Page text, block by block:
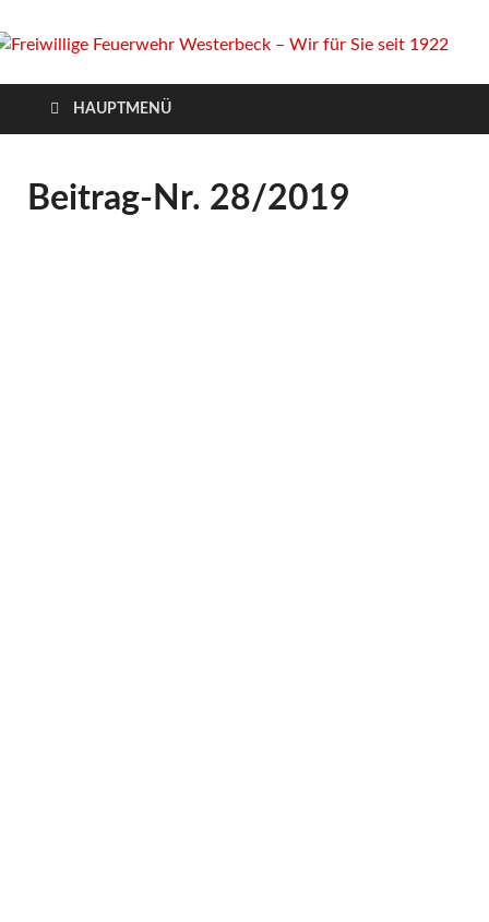
Freiwillige Feuerwehr
Westerbeck – Wir für
Sie seit 1922
Veranstaltungen, Einsätze, Unsere Wehr, Jugendfeuerwehr, Mach
mit!
HAUPTMENÜ
Beitrag-Nr. 28/2019